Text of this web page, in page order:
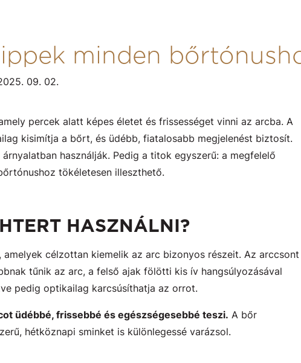
minden
09. 02.
percek alatt képes életet és frissességet vinni az arcba. A
kisimítja a bőrt, és üdébb, fiatalosabb megjelenést biztosít.
használják. Pedig a titok egyszerű: a megfelelő
tökéletesen illeszthető.
HASZNÁLNI?
célzottan kiemelik az arc bizonyos részeit. Az arccsont
tűnik az arc, a felső ajak fölötti kis ív hangsúlyozásával
pedig optikailag karcsúsíthatja az orrot.
üdébbé, frissebbé és egészségesebbé teszi. A bőr
hétköznapi sminket is különlegessé varázsol.